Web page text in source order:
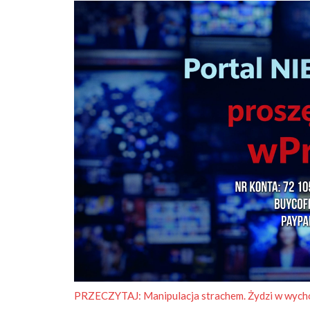
PRZECZYTAJ: Manipulacja strachem. Żydzi w